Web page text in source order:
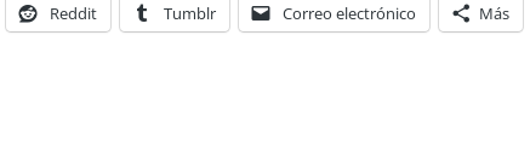
Reddit Tumblr Correo electrónico Más